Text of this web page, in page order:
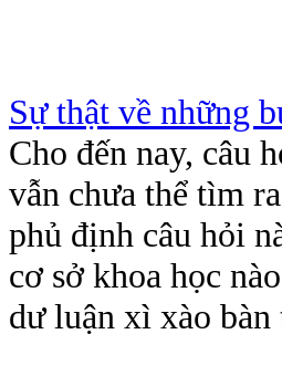
Sự thật về những
Cho đến nay, câu
vẫn chưa thể tìm
phủ định câu hỏi
cơ sở khoa học
dư luận xì xào bàn